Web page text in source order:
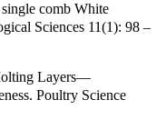
comb White
Sciences 11(1): 98 –
Layers—
Poultry Science